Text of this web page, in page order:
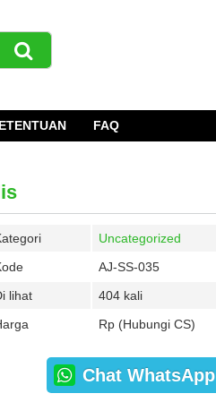
FAQ
Uncategorized
AJ-SS-035
lihat
404 kali
Rp (Hubungi CS)
Chat WhatsApp